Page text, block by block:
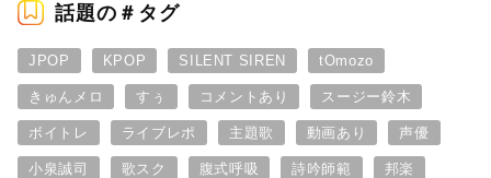
話題の＃タグ
JPOP KPOP SILENT SIREN tOmozo
きゅんメロ すぅ コメントあり スージー鈴木
ボイトレ ライブレポ 主題歌 動画あり 声優
小泉誠司 歌スク 腹式呼吸 詩吟師範 邦楽